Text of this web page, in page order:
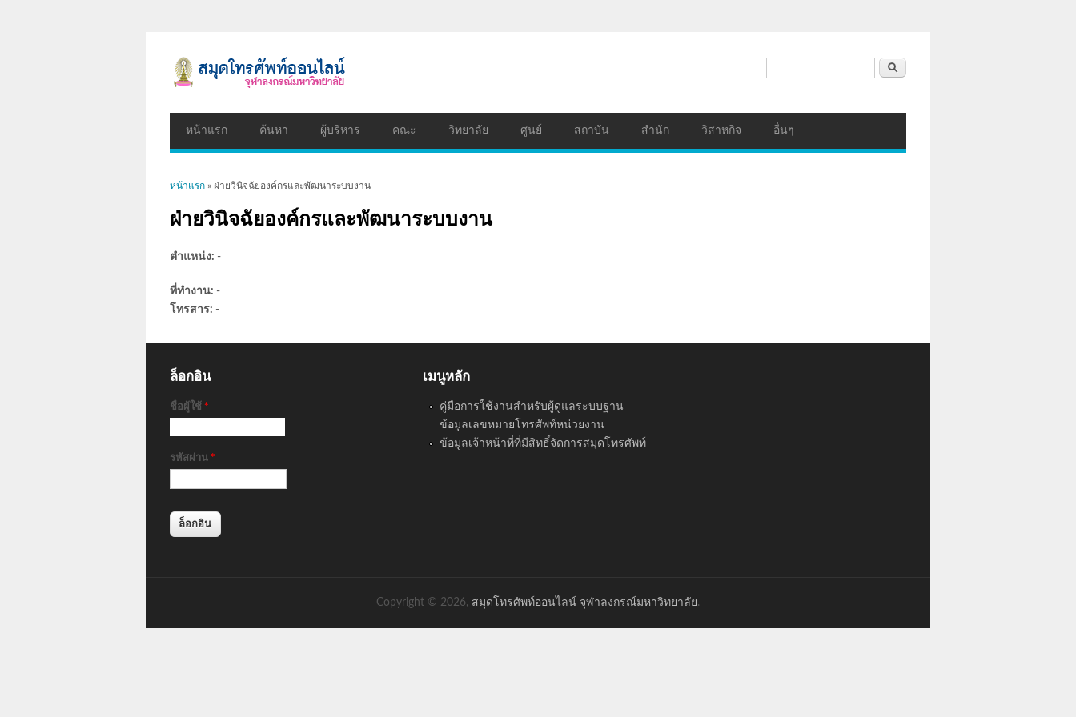
ค้นหา
หน้าแรก ค้นหา ผู้บริหาร คณะ วิทยาลัย ศูนย์ สถาบัน สำนัก วิสาหกิจ อื่นๆ
คุณอยู่ที่นี่
หน้าแรก » ฝ่ายวินิจฉัยองค์กรและพัฒนาระบบงาน
ฝ่ายวินิจฉัยองค์กรและพัฒนาระบบงาน
ตำแหน่ง: -
ที่ทำงาน: -
โทรสาร: -
ล็อกอิน
ชื่อผู้ใช้ *
รหัสผ่าน *
เมนูหลัก
คู่มือการใช้งานสำหรับผู้ดูแลระบบฐาน
ข้อมูลเลขหมายโทรศัพท์หน่วยงาน
ข้อมูลเจ้าหน้าที่ที่มีสิทธิ์จัดการสมุดโทรศัพท์
Copyright © 2026, สมุดโทรศัพท์ออนไลน์ จุฬาลงกรณ์มหาวิทยาลัย.